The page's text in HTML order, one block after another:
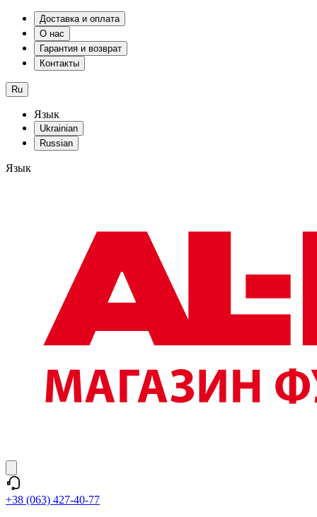
Доставка и оплата
О нас
Гарантия и возврат
Контакты
Ru
Язык
Ukrainian
Russian
Язык
+38 (063) 427-40-77